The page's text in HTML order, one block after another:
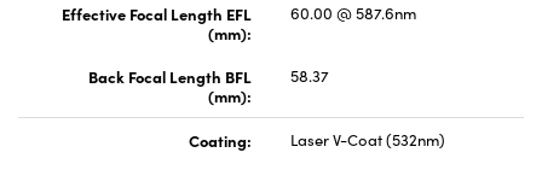
Effective Focal Length EFL
(mm):
60.00 @ 587.6nm
Back Focal Length BFL
(mm):
58.37
Coating:
Laser V-Coat (532nm)